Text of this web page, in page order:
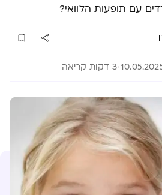
עם תופעות הלוואי?
3 דקות קריאה